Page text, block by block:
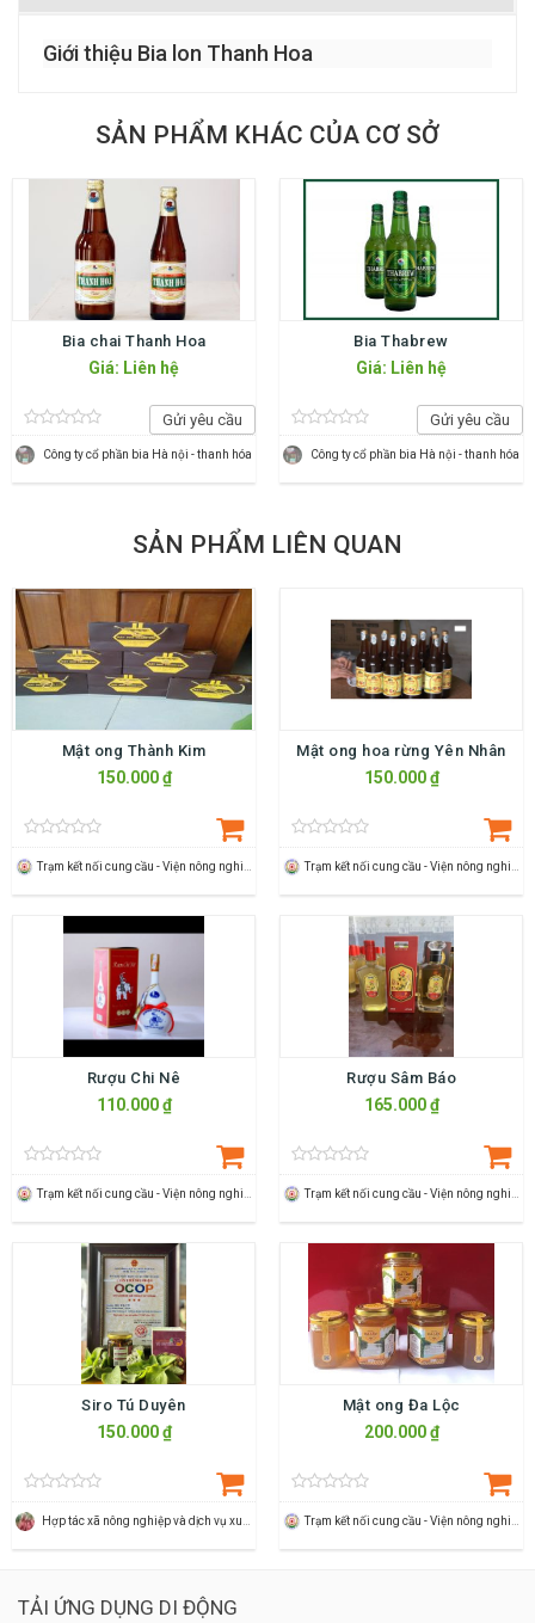
Giới thiệu Bia lon Thanh Hoa
SẢN PHẨM KHÁC CỦA CƠ SỞ
Bia chai Thanh Hoa
Giá: Liên hệ
Gửi yêu cầu
Công ty cổ phần bia Hà nội - thanh hóa
Bia Thabrew
Giá: Liên hệ
Gửi yêu cầu
Công ty cổ phần bia Hà nội - thanh hóa
SẢN PHẨM LIÊN QUAN
Mật ong Thành Kim
150.000 ₫
Mật ong hoa rừng Yên Nhân
150.000 ₫
Rượu Chi Nê
110.000 ₫
Rượu Sâm Báo
165.000 ₫
Siro Tú Duyên
150.000 ₫
Mật ong Đa Lộc
200.000 ₫
TẢI ỨNG DỤNG DI ĐỘNG